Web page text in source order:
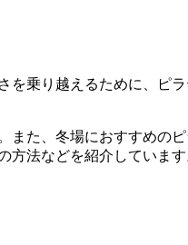
乗り越えるために、ピ
た、冬場におすすめの
法などを紹介しています